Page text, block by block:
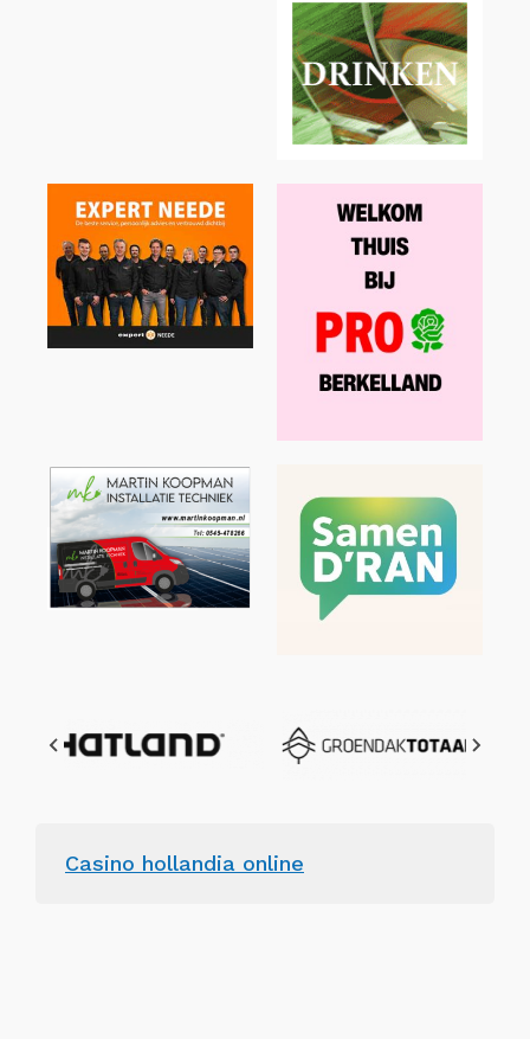
Casino hollandia online